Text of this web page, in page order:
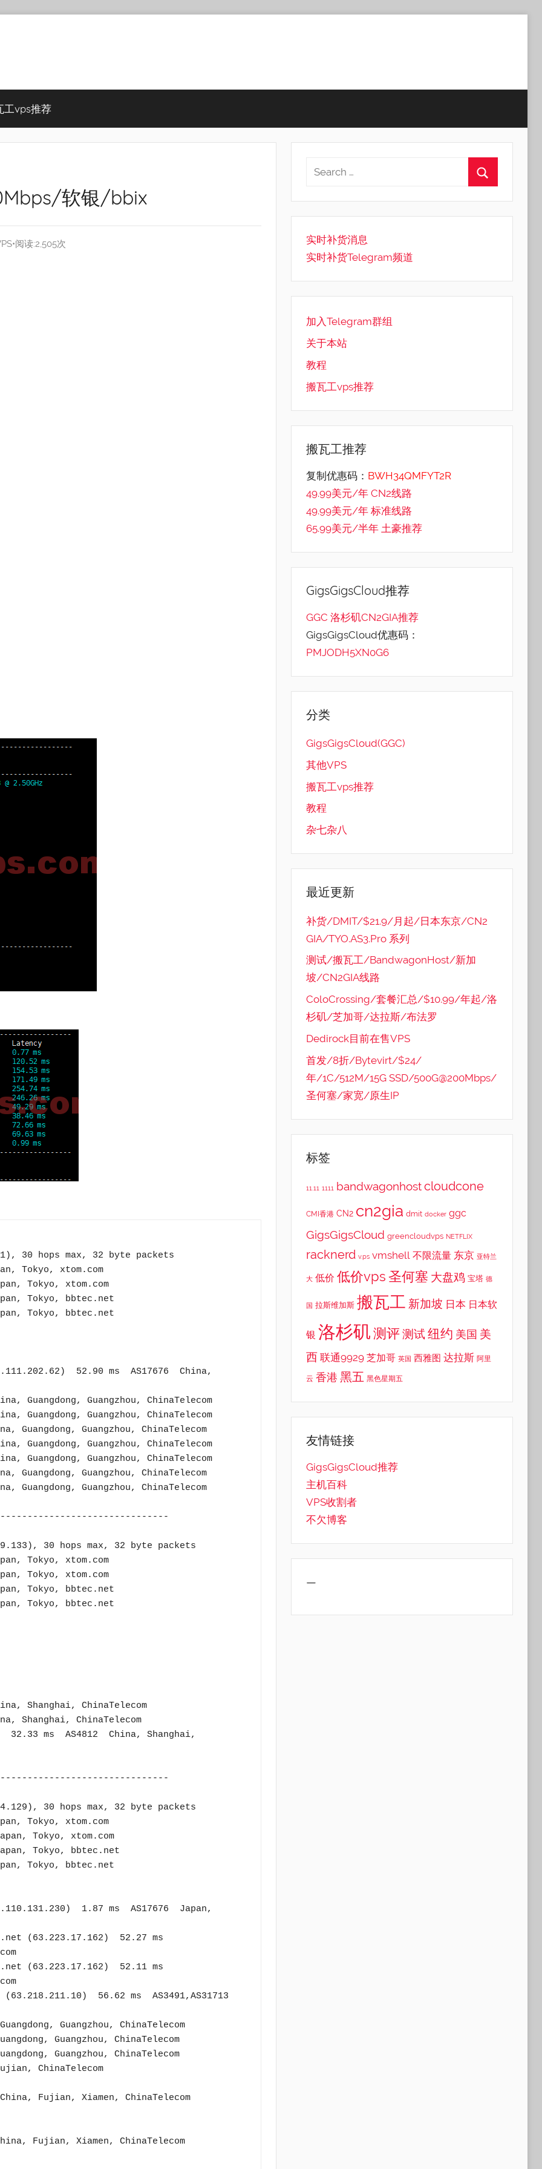
工vps推荐
软银/bbix
•阅读:2,505次
30 hops max, 32 byte packets
Guangdong, Guangzhou, ChinaTelecom
Guangdong, Guangzhou, ChinaTelecom
Guangdong, Guangzhou, ChinaTelecom
Guangdong, Guangzhou, ChinaTelecom
Guangdong, Guangzhou, ChinaTelecom
Guangdong, Guangzhou, ChinaTelecom
30 hops max, 32 byte packets
Shanghai, ChinaTelecom
Shanghai, ChinaTelecom
ms  AS4812  China, Shanghai,
30 hops max, 32 byte packets
56.62 ms  AS3491,AS31713
Guangzhou, ChinaTelecom
Guangzhou, ChinaTelecom
Guangzhou, ChinaTelecom
ChinaTelecom
Fujian, Xiamen, ChinaTelecom
Fujian, Xiamen, ChinaTelecom
实时补货消息
实时补货Telegram频道
加入Telegram群组
关于本站
教程
搬瓦工vps推荐
搬瓦工推荐
复制优惠码： BWH34QMFYT2R
49.99美元/年 CN2线路
49.99美元/年 标准线路
65.99美元/半年 土豪推荐
GigsGigsCloud推荐
GGC 洛杉矶CN2GIA推荐
GigsGigsCloud优惠码：
PMJODH5XN0G6
分类
GigsGigsCloud(GGC)
其他VPS
搬瓦工vps推荐
教程
杂七杂八
最近更新
补货/DMIT/$21.9/月起/日本东京/CN2
GIA/TYO.AS3.Pro 系列
测试/搬瓦工/BandwagonHost/新加
坡/CN2GIA线路
ColoCrossing/套餐汇总/$10.99/年起/洛
杉矶/芝加哥/达拉斯/布法罗
Dedirock目前在售VPS
首发/8折/Bytevirt/$24/
年/1C/512M/15G SSD/500G@200Mbps/
圣何塞/家宽/原生IP
标签
11.11 1111 bandwagonhostcloudcone
CMI香港 CN2 cn2gia dmit docker ggc
GigsGigsCloud greencloudvps NETFLIX
racknerd v.ps vmshell 不限流量 东京 亚特兰
大 低价 低价vps 圣何塞 大盘鸡 宝塔 德
国 拉斯维加斯 搬瓦工 新加坡 日本 日本软
银 洛杉矶 测评测试纽约 美国 美
西 联通9929 芝加哥 英国 西雅图 达拉斯 阿里
云 香港 黑五 黑色星期五
友情链接
GigsGigsCloud推荐
主机百科
VPS收割者
不欠博客
—